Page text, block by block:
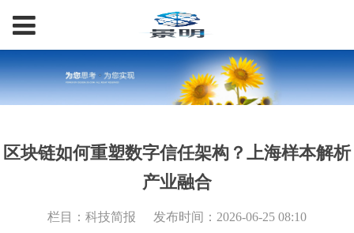
区块链如何重塑数字信任架构？上海样本解析
产业融合
栏目：科技简报 发布时间：2026-06-25 08:10